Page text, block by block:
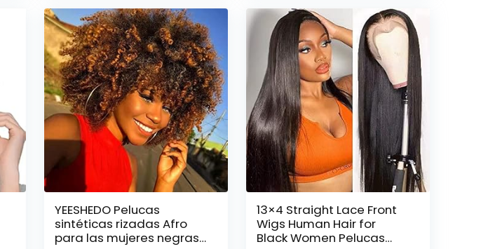
Pulgada (60cm)
YEESHEDO Pelucas
sintéticas rizadas Afro
para las mujeres negras
13×4 Straight Lace Front
Wigs Human Hair for
Black Women Pelucas